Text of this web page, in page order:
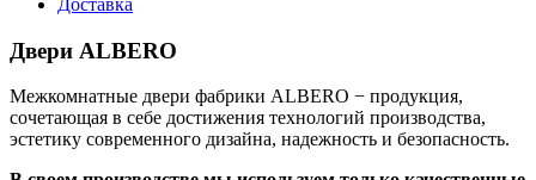
Двери ALBERO
Межкомнатные двери фабрики ALBERO − продукция,
сочетающая в себе достижения технологий производства,
эстетику современного дизайна, надежность и безопасность.